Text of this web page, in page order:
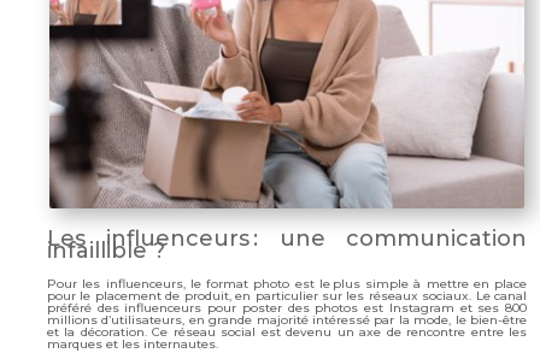
Les influenceurs : une communication
infaillible ?
Pour les influenceurs, le format photo est le plus simple à mettre en place
pour le placement de produit, en particulier sur les réseaux sociaux. Le canal
préféré des influenceurs pour poster des photos est Instagram et ses 800
millions d’utilisateurs, en grande majorité intéressé par la mode, le bien-être
et la décoration. Ce réseau social est devenu un axe de rencontre entre les
marques et les internautes.